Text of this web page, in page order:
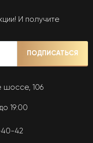
И получите
ПОДПИСАТЬСЯ
шоссе, 106
19:00
42